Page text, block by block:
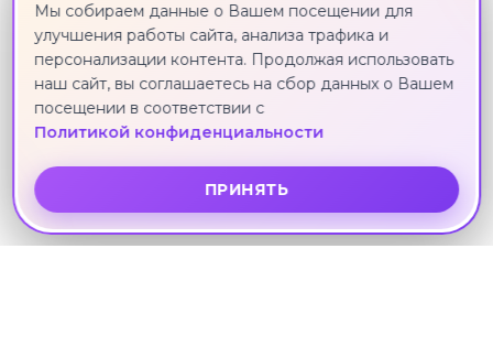
"Жемчужины Северной Венеции", тур
на 5 дней, с 2 ночными переездами
Другие направления
Мы собираем данные о Вашем посещении для
улучшения работы сайта, анализа трафика и
персонализации контента. Продолжая использовать
наш сайт, вы соглашаетесь на сбор данных о Вашем
посещении в соответствии с
Политикой конфиденциальности
ПРИНЯТЬ